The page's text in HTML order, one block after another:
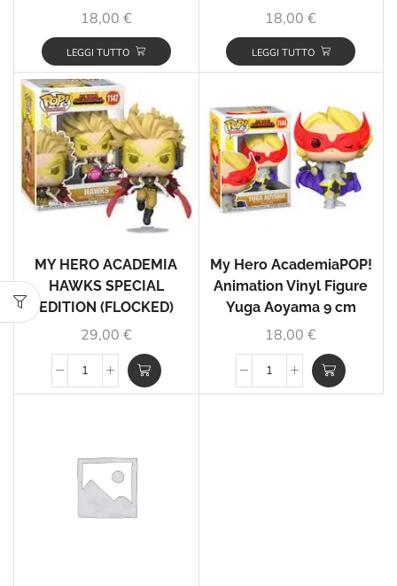
18,00 €
LEGGI TUTTO
18,00€
LEGGI TUTTO
MY HERO ACADEMIA
HAWKS SPECIAL
EDITION (FLOCKED)
29,00 €
My Hero AcademiaPOP!
Animation Vinyl Figure
Yuga Aoyama 9 cm
18,00€